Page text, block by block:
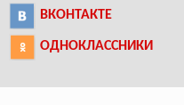
ВКОНТАКТЕ
ОДНОКЛАССНИКИ